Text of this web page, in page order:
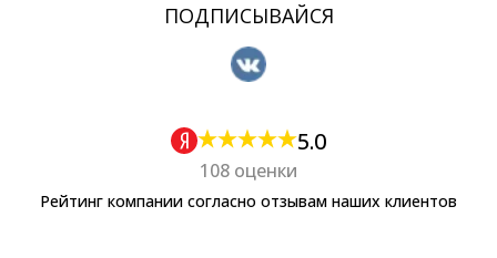
ПОДПИСЫВАЙСЯ
5.0
108 оценки
Рейтинг компании согласно отзывам наших клиентов